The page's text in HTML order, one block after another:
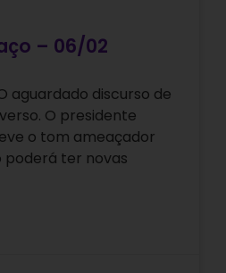
– 06/02
aguardado discurso de
O presidente
o tom ameaçador
poderá ter novas